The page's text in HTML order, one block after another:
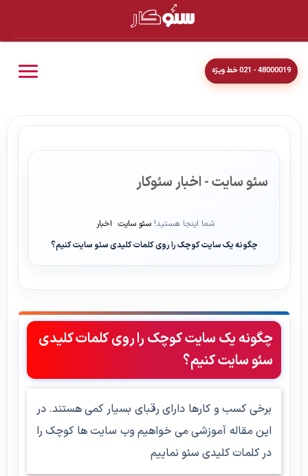
48000019 - 021 خط ویژه
سئو سایت - اخبار سئوکار
شما اینجا هستید! سئو سایت اخبار
چگونه یک سایت کوچک را روی کلمات کلیدی سئو سایت کنیم؟
چگونه یک سایت کوچک را روی کلمات کلیدی
سئو سایت کنیم؟
برخی کسب و کارها دارای رقبای بسیار کمی هستند. در
این مقاله آموزشی می خواهیم وب سایت ها کوچک را
در کلمات کلیدی سئو نماییم